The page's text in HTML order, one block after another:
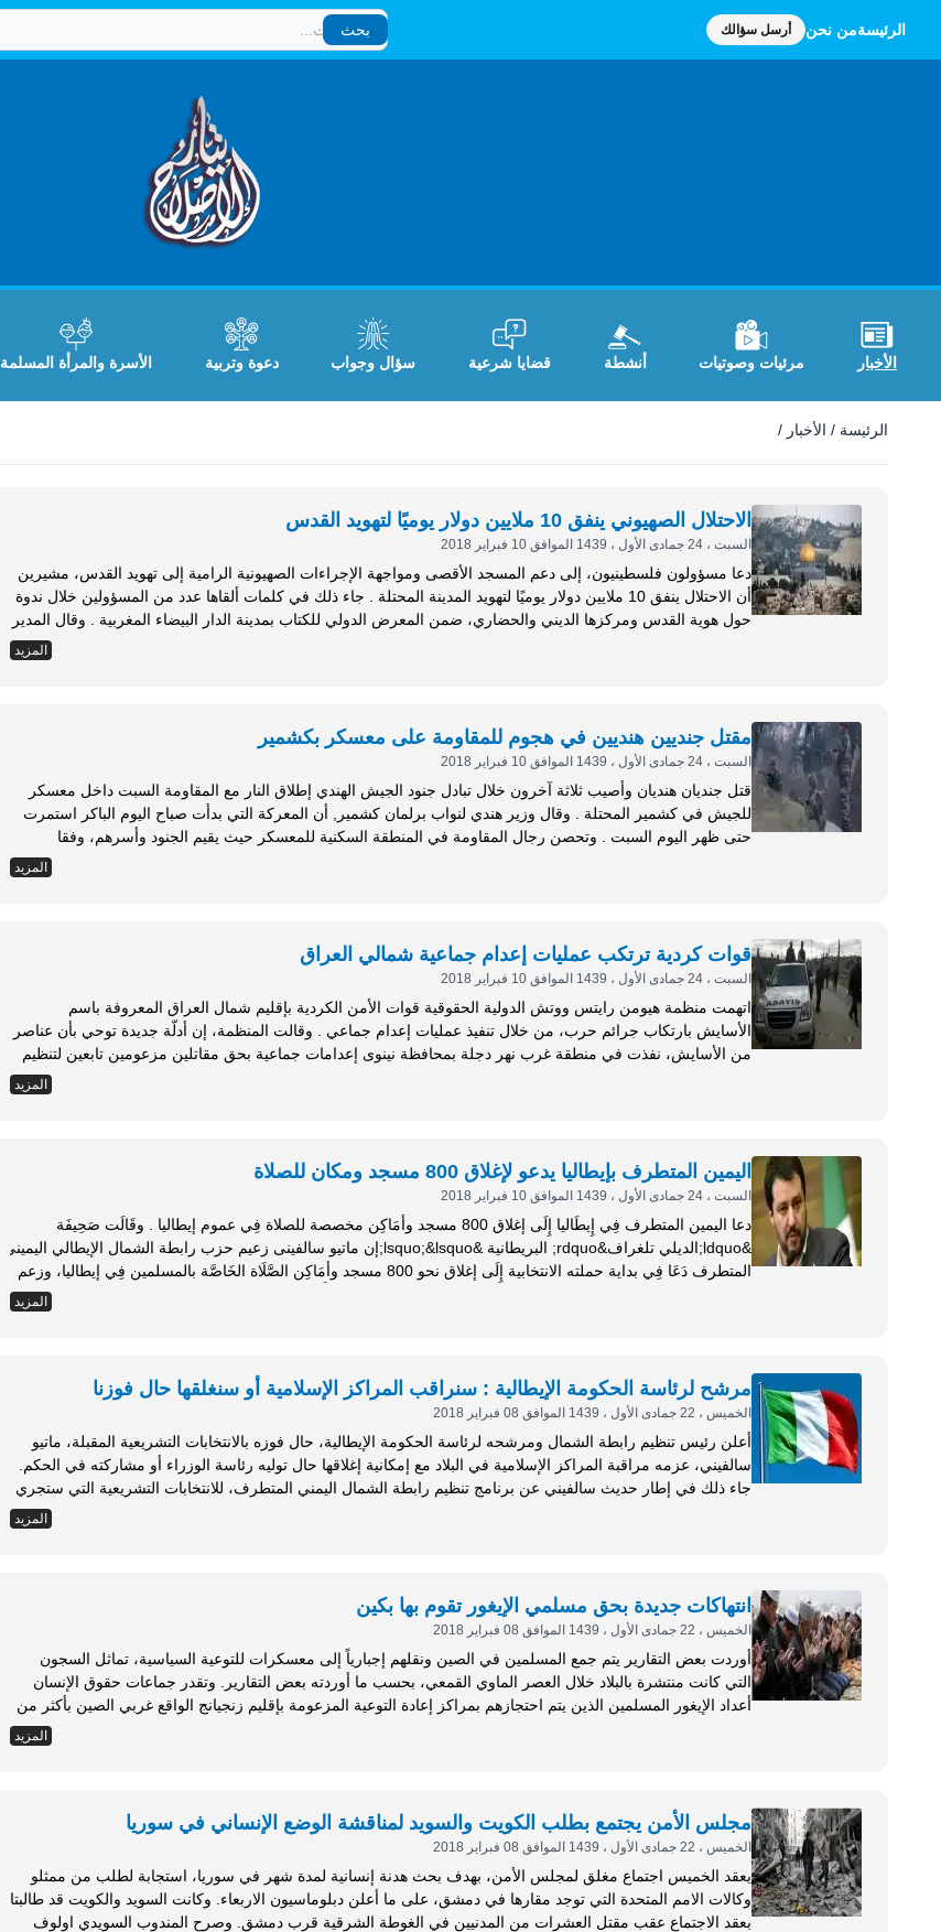
الرئيسةمن نحن أرسل سؤالك
بحث
بحث
الأخبار مرئيات وصوتيات أنشطة قضايا شرعية سؤال وجواب دعوة وتربية الأسرة والمرأة المسلمة
الأخبار
الرئيسة / الأخبار /
الاحتلال الصهيوني ينفق 10 ملايين دولار يوميًا لتهويد القدس
السبت ، 24 جمادى الأول ، 1439 الموافق 10 فبراير 2018
دعا مسؤولون فلسطينيون، إلى دعم المسجد الأقصى ومواجهة الإجراءات الصهيونية الرامية إلى تهويد القدس، مشيرين
أن الاحتلال ينفق 10 ملايين دولار يوميًا لتهويد المدينة المحتلة . جاء ذلك في كلمات ألقاها عدد من المسؤولين خلال ندوة
حول هوية القدس ومركزها الديني والحضاري، ضمن المعرض الدولي للكتاب بمدينة الدار البيضاء المغربية . وقال المدير
المزيد
مقتل جنديين هنديين في هجوم للمقاومة على معسكر بكشمير
السبت ، 24 جمادى الأول ، 1439 الموافق 10 فبراير 2018
قتل جنديان هنديان وأصيب ثلاثة آخرون خلال تبادل جنود الجيش الهندي إطلاق النار مع المقاومة السبت داخل معسكر
للجيش في كشمير المحتلة . وقال وزير هندي لنواب برلمان كشمير, أن المعركة التي بدأت صباح اليوم الباكر استمرت
حتى ظهر اليوم السبت . وتحصن رجال المقاومة في المنطقة السكنية للمعسكر حيث يقيم الجنود وأسرهم، وفقا
المزيد
قوات كردية ترتكب عمليات إعدام جماعية شمالي العراق
السبت ، 24 جمادى الأول ، 1439 الموافق 10 فبراير 2018
اتهمت منظمة هيومن رايتس ووتش الدولية الحقوقية قوات الأمن الكردية بإقليم شمال العراق المعروفة باسم
الأسايش بارتكاب جرائم حرب، من خلال تنفيذ عمليات إعدام جماعي . وقالت المنظمة، إن أدلّة جديدة توحي بأن عناصر
من الأسايش، نفذت في منطقة غرب نهر دجلة بمحافظة نينوى إعدامات جماعية بحق مقاتلين مزعومين تابعين لتنظيم
المزيد
اليمين المتطرف بإيطاليا يدعو لإغلاق 800 مسجد ومكان للصلاة
السبت ، 24 جمادى الأول ، 1439 الموافق 10 فبراير 2018
دعا اليمين المتطرف فِي إِيطَاليا إِلَى إغلاق 800 مسجد وأمَاكِن مخصصة للصلاة فِي عموم إيطاليا . وقَالَت صَحِيفَة
&ldquo;الديلي تلغراف&rdquo; البريطانية &lsquo;&lsquo;إن ماتيو سالفينى زعيم حزب رابطة الشمال الإيطالي اليميني
المتطرف دَعَا فِي بداية حملته الانتخابية إِلَى إغلاق نحو 800 مسجد وأمَاكِن الصَّلَاة الخَاصَّة بالمسلمين فِي إيطاليا، وزعم
المزيد
مرشح لرئاسة الحكومة الإيطالية : سنراقب المراكز الإسلامية أو سنغلقها حال فوزنا
الخميس ، 22 جمادى الأول ، 1439 الموافق 08 فبراير 2018
أعلن رئيس تنظيم رابطة الشمال ومرشحه لرئاسة الحكومة الإيطالية، حال فوزه بالانتخابات التشريعية المقبلة، ماتيو
سالفيني، عزمه مراقبة المراكز الإسلامية في البلاد مع إمكانية إغلاقها حال توليه رئاسة الوزراء أو مشاركته في الحكم.
جاء ذلك في إطار حديث سالفيني عن برنامج تنظيم رابطة الشمال اليمني المتطرف، للانتخابات التشريعية التي ستجري
المزيد
انتهاكات جديدة بحق مسلمي الإيغور تقوم بها بكين
الخميس ، 22 جمادى الأول ، 1439 الموافق 08 فبراير 2018
أوردت بعض التقارير يتم جمع المسلمين في الصين ونقلهم إجبارياً إلى معسكرات للتوعية السياسية، تماثل السجون
التي كانت منتشرة بالبلاد خلال العصر الماوي القمعي، بحسب ما أوردته بعض التقارير. وتقدر جماعات حقوق الإنسان
أعداد الإيغور المسلمين الذين يتم احتجازهم بمراكز إعادة التوعية المزعومة بإقليم زنجيانج الواقع غربي الصين بأكثر من
المزيد
مجلس الأمن يجتمع بطلب الكويت والسويد لمناقشة الوضع الإنساني في سوريا
الخميس ، 22 جمادى الأول ، 1439 الموافق 08 فبراير 2018
يعقد الخميس اجتماع مغلق لمجلس الأمن، بهدف بحث هدنة إنسانية لمدة شهر في سوريا، استجابة لطلب من ممثلو
وكالات الامم المتحدة التي توجد مقارها في دمشق، على ما أعلن دبلوماسيون الاربعاء. وكانت السويد والكويت قد طالبتا
بعقد الاجتماع عقب مقتل العشرات من المدنيين في الغوطة الشرقية قرب دمشق. وصرح المندوب السويدي اولوف